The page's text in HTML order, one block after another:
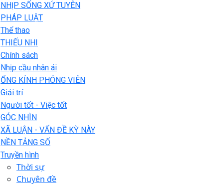
NHỊP SỐNG XỨ TUYÊN
PHÁP LUẬT
Thể thao
THIẾU NHI
Chính sách
Nhịp cầu nhân ái
ỐNG KÍNH PHÓNG VIÊN
Giải trí
Người tốt - Việc tốt
GÓC NHÌN
XÃ LUẬN - VẤN ĐỀ KỲ NÀY
NỀN TẢNG SỐ
Truyền hình
Thời sự
Chuyên đề